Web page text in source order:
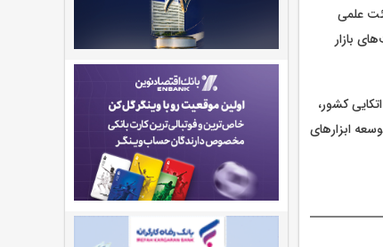
علمی
بازار
کشور،
ابزارهای